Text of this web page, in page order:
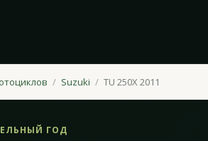
Suzuki TU 250X 2011
ГОД